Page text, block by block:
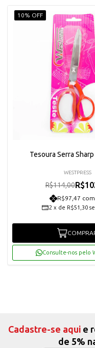
10% OFF
Tesoura Serra
WESTPRESS
R$114,00
R$97,47 com
2 x de R$51,30
Consulte-nos pelo
Cadastre-se aqui e
de 5%